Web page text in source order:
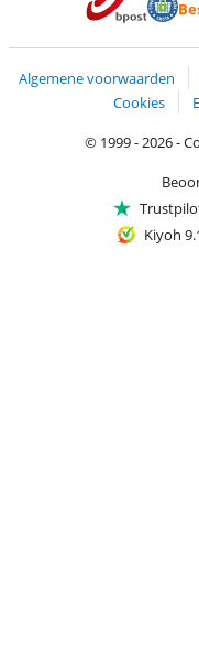
Algemene voorwaarden
Cookies
© 1999 - 2026 -
Kiyoh